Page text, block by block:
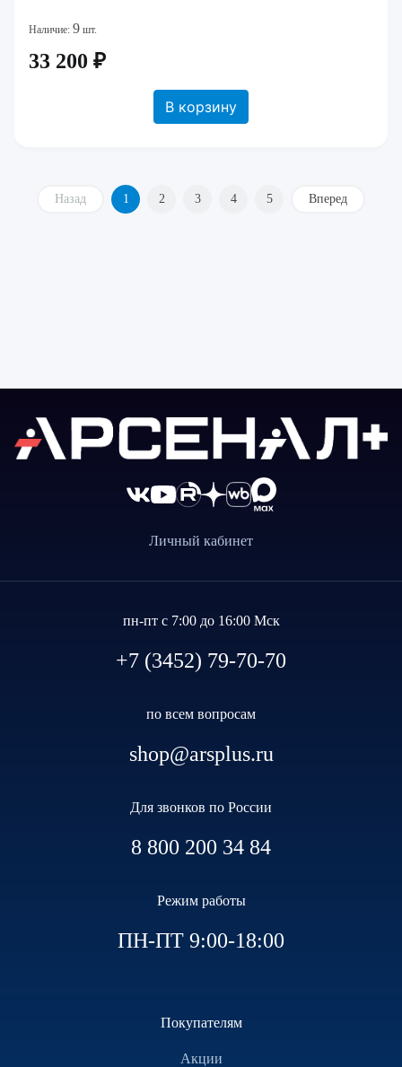
Наличие: 9 шт.
33 200 ₽
В корзину
Назад 1 2 3 4 5 Вперед
Личный кабинет
пн-пт с 7:00 до 16:00 Мск
+7 (3452) 79-70-70
по всем вопросам
shop@arsplus.ru
Для звонков по России
8 800 200 34 84
Режим работы
ПН-ПТ 9:00-18:00
Покупателям
Акции